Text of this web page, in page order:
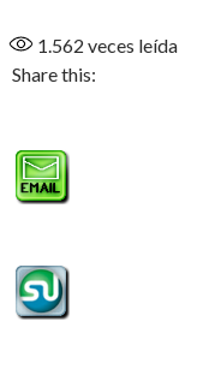
1.562 veces leída
Share this: